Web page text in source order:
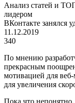
Анализ статей и
лидером
ВКонтакте занялся
11.12.2019
340
По мнению
прекрасным
мотивацией для
для увеличения
Пока что